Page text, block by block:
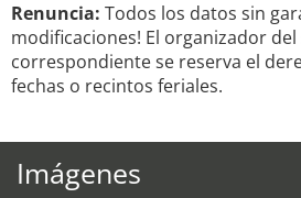
Renuncia: Todos los datos sin
modificaciones! El organizador del
correspondiente se reserva el
fechas o recintos feriales.
Imágenes